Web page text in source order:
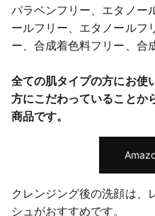
パラベンフリー、エタノー
ールフリー、エタノールフ
ー、合成着色料フリー、合
全ての肌タイプの方にお使
方にこだわっていることか
商品です。
クレンジング後の洗顔は、
シュがおすすめです。